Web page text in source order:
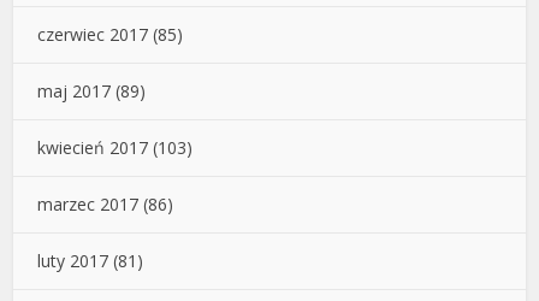
czerwiec 2017 (85)
maj 2017 (89)
kwiecień 2017 (103)
marzec 2017 (86)
luty 2017 (81)